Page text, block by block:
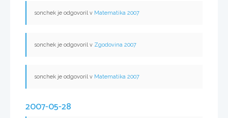
sonchek je odgovoril v Matematika 2007
sonchek je odgovoril v Zgodovina 2007
sonchek je odgovoril v Matematika 2007
2007-05-28